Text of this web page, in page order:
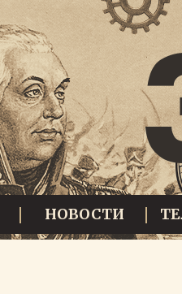
НОВОСТИ